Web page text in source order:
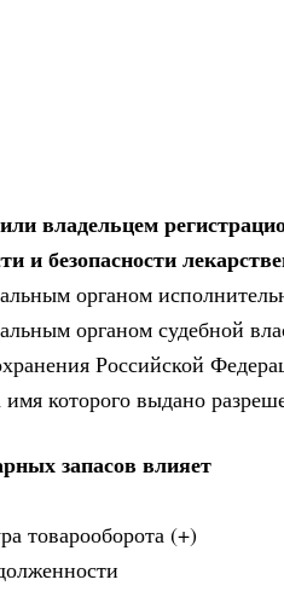
владельцем
и безопасности
органом
органом судебной
Российской
которого выдано
запасов влияет
товарооборота (+)